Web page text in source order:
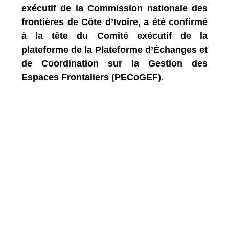
exécutif de la Commission nationale des
frontières de Côte d’Ivoire, a été confirmé
à la tête du Comité exécutif de la
plateforme de la Plateforme d’Échanges et
de Coordination sur la Gestion des
Espaces Frontaliers (PECoGEF).